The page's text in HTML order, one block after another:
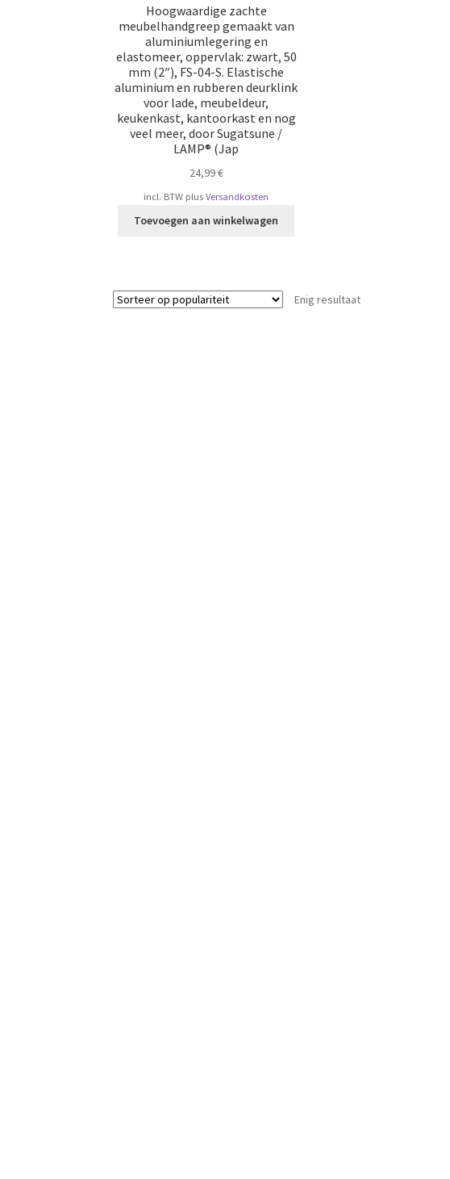
Hoogwaardige zachte
meubelhandgreep gemaakt van
aluminiumlegering en
elastomeer, oppervlak: zwart, 50
mm (2″), FS-04-S. Elastische
aluminium en rubberen deurklink
voor lade, meubeldeur,
keukenkast, kantoorkast en nog
veel meer, door Sugatsune /
LAMP® (Jap
24,99€
incl. BTW plusVersandkosten
Toevoegen aan winkelwagen
Enig resultaat